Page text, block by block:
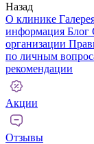
Назад
О клинике
информация Блог
организации
по личным
рекомендации
Акции
Отзывы